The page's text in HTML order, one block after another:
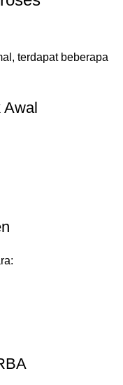
terdapat beberapa
Awal